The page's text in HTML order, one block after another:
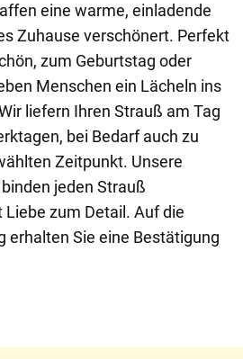
eine warme, einladende
Zuhause verschönert. Perfekt
zum Geburtstag oder
Menschen ein Lächeln ins
liefern Ihren Strauß am Tag
bei Bedarf auch zu
Zeitpunkt. Unsere
jeden Strauß
zum Detail. Auf die
erhalten Sie eine Bestätigung